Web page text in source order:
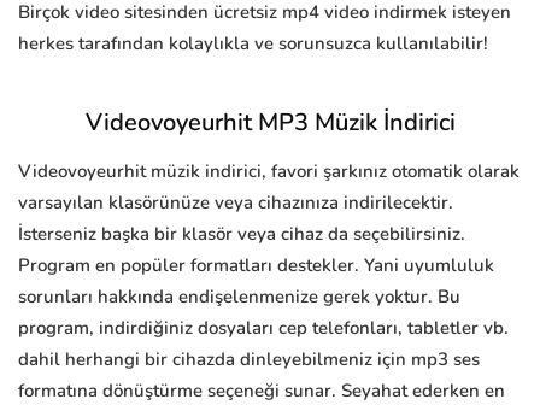
Birçok video sitesinden ücretsiz mp4 video indirmek isteyen
herkes tarafından kolaylıkla ve sorunsuzca kullanılabilir!
Videovoyeurhit MP3 Müzik İndirici
Videovoyeurhit müzik indirici, favori şarkınız otomatik olarak
varsayılan klasörünüze veya cihazınıza indirilecektir.
İsterseniz başka bir klasör veya cihaz da seçebilirsiniz.
Program en popüler formatları destekler. Yani uyumluluk
sorunları hakkında endişelenmenize gerek yoktur. Bu
program, indirdiğiniz dosyaları cep telefonları, tabletler vb.
dahil herhangi bir cihazda dinleyebilmeniz için mp3 ses
formatına dönüştürme seçeneği sunar. Seyahat ederken en